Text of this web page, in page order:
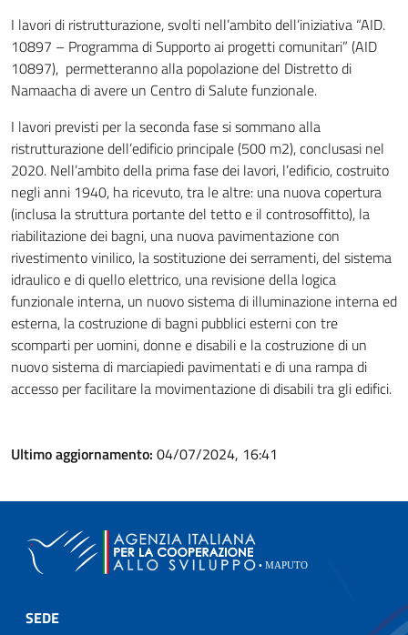
I lavori di ristrutturazione, svolti nell’ambito dell’iniziativa “AID.
10897 – Programma di Supporto ai progetti comunitari” (AID
10897), permetteranno alla popolazione del Distretto di
Namaacha di avere un Centro di Salute funzionale.
I lavori previsti per la seconda fase si sommano alla
ristrutturazione dell’edificio principale (500 m2), conclusasi nel
2020. ​Nell’ambito della prima fase dei lavori, l’edificio, costruito
negli anni 1940, ha ricevuto, ​tra le altre: una nuova copertura
(inclusa ​la struttura portante del tetto e il controsoffitto), la
riabilitazione dei bagni, una nuova pavimentazione con
rivestimento vinilico, la sostituzione dei serramenti, del sistema
idraulico e di quello elettrico, una revisione della logica
funzionale interna, un nuovo sistema di illuminazione interna ed
esterna, ​la costruzione di bagni pubblici esterni con tre
scomparti per uomini, donne e disabili e la costruzione di un
nuovo sistema di marciapiedi pavimentati e di una rampa di
accesso per facilitare la movimentazione di disabili tra gli edifici.
Ultimo aggiornamento: 04/07/2024, 16:41
SEDE